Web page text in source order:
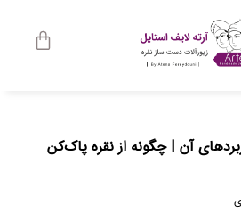
آن | چگونه از نقره پاک‌کن